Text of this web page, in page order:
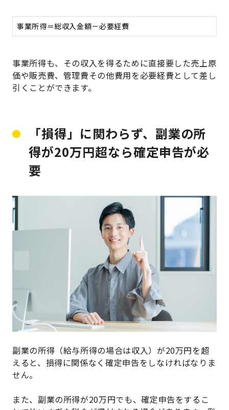
事業所得＝総収入金額－必要経費
事業所得も、その収入を得るために直接要した売上原
価や販売費、管理費その他費用を必要経費として差し
引くことができます。
「損得」に関わらず、副業の所
得が20万円超なら確定申告が必
要
副業の所得（給与所得の場合は収入）が20万円を超
えると、損得に関係なく確定申告をしなければなりま
せん。
また、副業の所得が20万円でも、確定申告をするこ